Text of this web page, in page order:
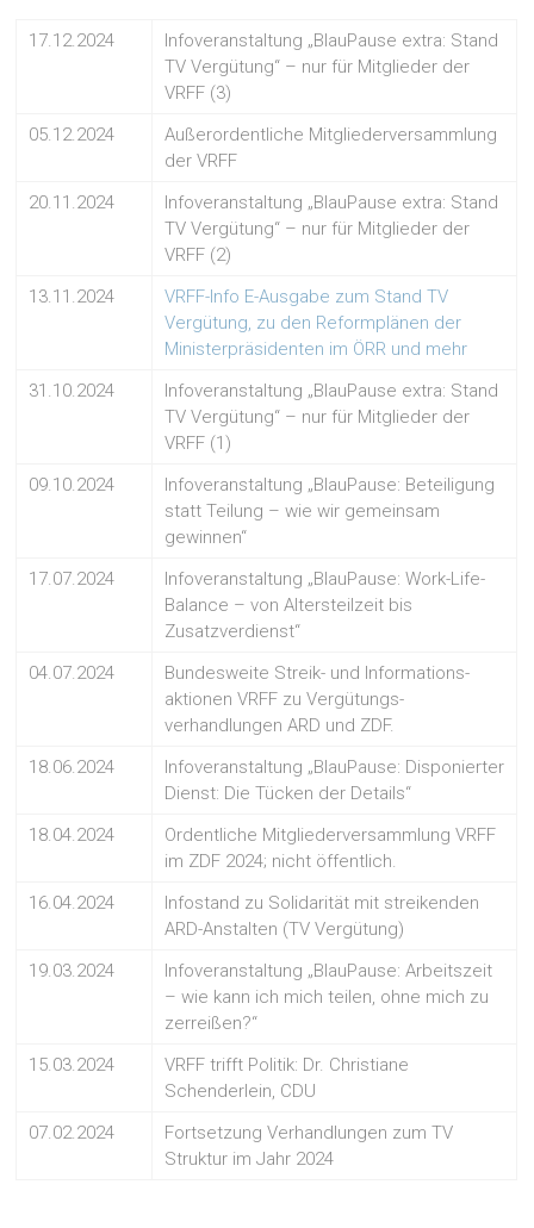
17.12.2024
Infoveranstaltung „BlauPause extra: Stand
TV Vergütung“ – nur für Mitglieder der
VRFF (3)
05.12.2024
Außerordentliche Mitgliederversammlung
der VRFF
20.11.2024
Infoveranstaltung „BlauPause extra: Stand
TV Vergütung“ – nur für Mitglieder der
VRFF (2)
13.11.2024
VRFF-Info E-Ausgabe zum Stand TV
Vergütung, zu den Reformplänen der
Ministerpräsidenten im ÖRR und mehr
31.10.2024
Infoveranstaltung „BlauPause extra: Stand
TV Vergütung“ – nur für Mitglieder der
VRFF (1)
09.10.2024
Infoveranstaltung „BlauPause: Beteiligung
statt Teilung – wie wir gemeinsam
gewinnen“
17.07.2024
Infoveranstaltung „BlauPause: Work-Life-
Balance – von Altersteilzeit bis
Zusatzverdienst“
04.07.2024
Bundesweite Streik- und Informations-
aktionen VRFF zu Vergütungs-
verhandlungen ARD und ZDF.
18.06.2024
Infoveranstaltung „BlauPause: Disponierter
Dienst: Die Tücken der Details“
18.04.2024
Ordentliche Mitgliederversammlung VRFF
im ZDF 2024; nicht öffentlich.
16.04.2024
Infostand zu Solidarität mit streikenden
ARD-Anstalten (TV Vergütung)
19.03.2024
Infoveranstaltung „BlauPause: Arbeitszeit
– wie kann ich mich teilen, ohne mich zu
zerreißen?“
15.03.2024
VRFF trifft Politik: Dr. Christiane
Schenderlein, CDU
07.02.2024
Fortsetzung Verhandlungen zum TV
Struktur im Jahr 2024